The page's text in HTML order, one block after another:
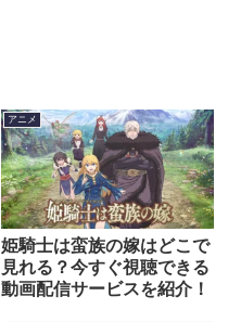
アニメ
姫騎士は蛮族の嫁はどこで
見れる？今すぐ視聴できる
動画配信サービスを紹介！